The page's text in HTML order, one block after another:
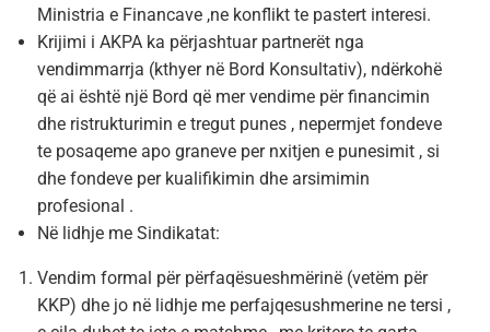
Ministria e Financave ,ne konflikt te pastert interesi.
Krijimi i AKPA ka përjashtuar partnerët nga
vendimmarrja (kthyer në Bord Konsultativ), ndërkohë
që ai është një Bord që mer vendime për financimin
dhe ristrukturimin e tregut punes , nepermjet fondeve
te posaqeme apo graneve per nxitjen e punesimit , si
dhe fondeve per kualifikimin dhe arsimimin
profesional .
Në lidhje me Sindikatat:
Vendim formal për përfaqësueshmërinë (vetëm për
KKP) dhe jo në lidhje me perfajqesushmerine ne tersi ,